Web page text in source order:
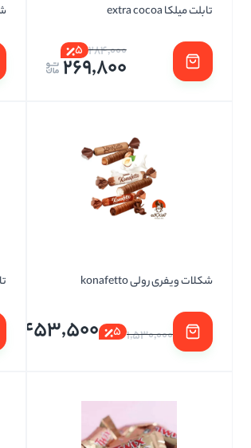
تابلت میلکا extra cocoa
5 284,000
269,800
شکلات ویفری رولی konafetto
5 1,530,000
1,453,500